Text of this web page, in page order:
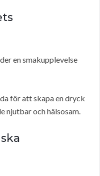
en smakupplevelse
för att skapa en dryck
njutbar och hälsosam.